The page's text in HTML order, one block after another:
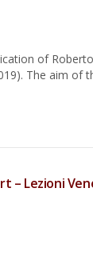
of
The aim of
– Lezioni